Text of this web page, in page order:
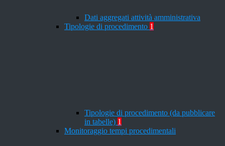
Dati aggregati attività amministrativa
Tipologie di procedimento 1
Tipologie di procedimento (da pubblicare
in tabelle) 1
Monitoraggio tempi procedimentali